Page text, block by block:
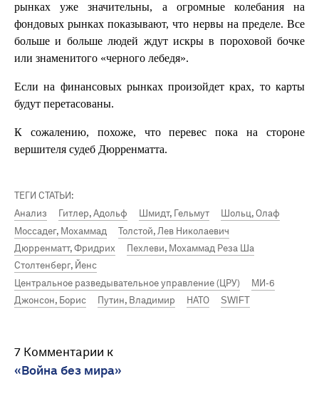
рынках уже значительны, а огромные колебания на
фондовых рынках показывают, что нервы на пределе. Все
больше и больше людей ждут искры в пороховой бочке
или знаменитого «черного лебедя».
Если на финансовых рынках произойдет крах, то карты
будут перетасованы.
К сожалению, похоже, что перевес пока на стороне
вершителя судеб Дюрренматта.
ТЕГИ СТАТЬИ:
Анализ
Гитлер, Адольф Шмидт, Гельмут
Шольц, Олаф
Моссадег, Мохаммад
Толстой, Лев Николаевич
Дюрренматт, Фридрих
Пехлеви, Мохаммад Реза Ша
Столтенберг, Йенс
Центральное разведывательное управление (ЦРУ)
МИ-6
Джонсон, Борис
Путин, Владимир НАТО SWIFT
7 Комментарии к
«Война без мира»